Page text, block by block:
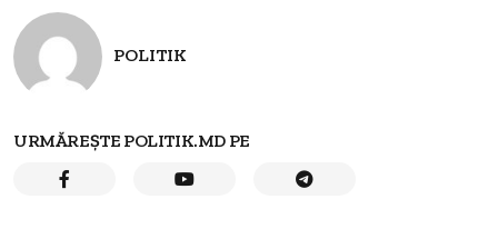
POLITIK
URMĂREȘTE POLITIK.MD PE